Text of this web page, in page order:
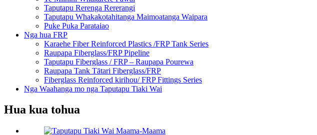
Taputapu Rerenga Rererangi
Taputapu Whakakotahitanga Maimoatanga Waipara
Puke Puka Parataiao
Nga hua FRP
Karaehe Fiber Reinforced Plastics /FRP Tank Series
Raupapa Fiberglass/FRP Pipeline
Taputapu Fiberglass / FRP – Raupapa Pourewa
Raupapa Tank Tātari Fiberglass/FRP
Fiberglass Reinforced kirihou/ FRP Fittings Series
Nga Waahanga mo nga Taputapu Tiaki Wai
Hua kua tohua